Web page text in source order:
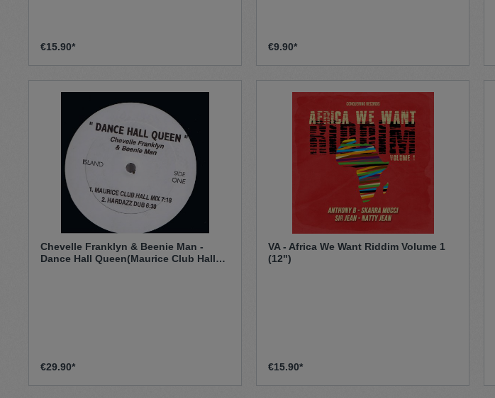
€15.90* €9.90*
Chevelle Franklyn & Beenie Man -
Dance Hall Queen(Maurice Club Hall
€29.90*
VA ‎- Africa We Want Riddim Volume 1
(12")
€15.90*